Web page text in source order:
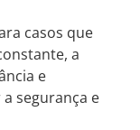
casos que
a
e
segurança e